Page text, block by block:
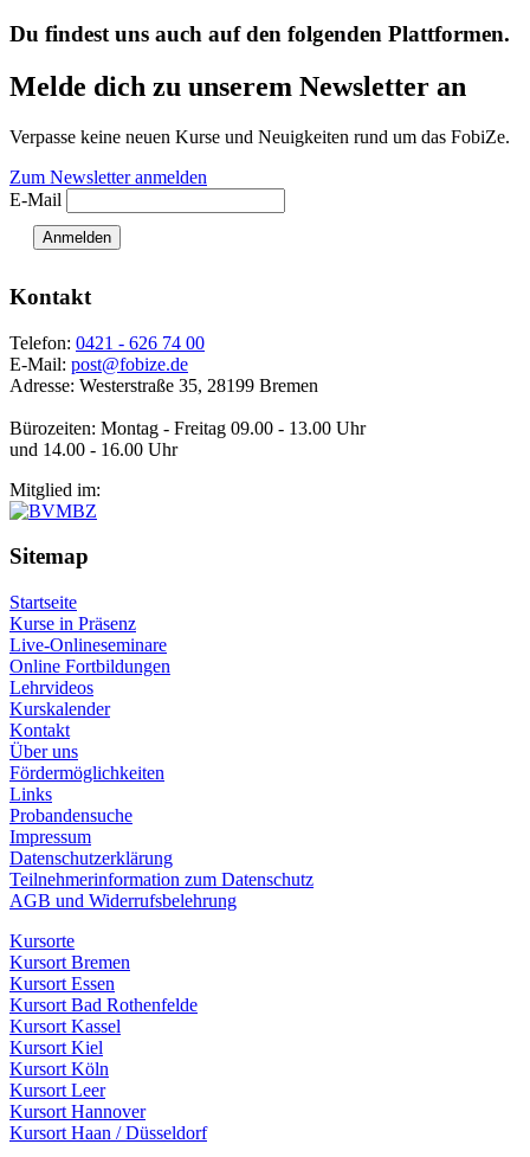
Du findest uns auch auf den folgenden Plattformen.
Melde dich zu unserem Newsletter an
Verpasse keine neuen Kurse und Neuigkeiten rund um das FobiZe.
Zum Newsletter anmelden
E-Mail
Anmelden
Kontakt
Telefon: 0421 - 626 74 00
E-Mail: post@fobize.de
Adresse: Westerstraße 35, 28199 Bremen
Bürozeiten: Montag - Freitag 09.00 - 13.00 Uhr
und 14.00 - 16.00 Uhr
Mitglied im:
Sitemap
Startseite
Kurse in Präsenz
Live-Onlineseminare
Online Fortbildungen
Lehrvideos
Kurskalender
Kontakt
Über uns
Fördermöglichkeiten
Links
Probandensuche
Impressum
Datenschutzerklärung
Teilnehmerinformation zum Datenschutz
AGB und Widerrufsbelehrung
Kursorte
Kursort Bremen
Kursort Essen
Kursort Bad Rothenfelde
Kursort Kassel
Kursort Kiel
Kursort Köln
Kursort Leer
Kursort Hannover
Kursort Haan / Düsseldorf